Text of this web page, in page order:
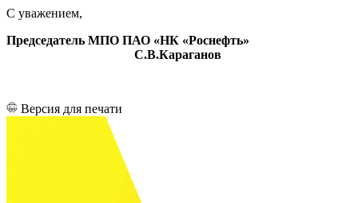
С уважением,
Председатель МПО ПАО «НК «Роснефть»
С.В.Караганов
Версия для печати